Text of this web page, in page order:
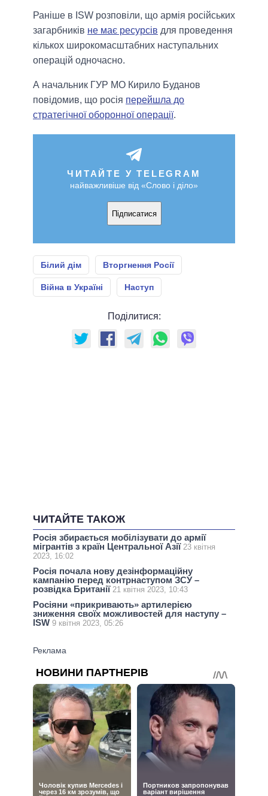
Раніше в ISW розповіли, що армія російських
загарбників не має ресурсів для проведення
кількох широкомасштабних наступальних
операцій одночасно.
А начальник ГУР МО Кирило Буданов
повідомив, що росія перейшла до
стратегічної оборонної операції.
ЧИТАЙТЕ У TELEGRAM
найважливіше від «Слово і діло»
Підписатися
Білий дім Вторгнення Росії
Війна в Україні Наступ
Поділитися:
ЧИТАЙТЕ ТАКОЖ
Росія збирається мобілізувати до армії
мігрантів з країн Центральної Азії 23 квітня
2023, 16:02
Росія почала нову дезінформаційну
кампанію перед контрнаступом ЗСУ –
розвідка Британії 21 квітня 2023, 10:43
Росіяни «прикривають» артилерією
зниження своїх можливостей для наступу –
ISW 9 квітня 2023, 05:26